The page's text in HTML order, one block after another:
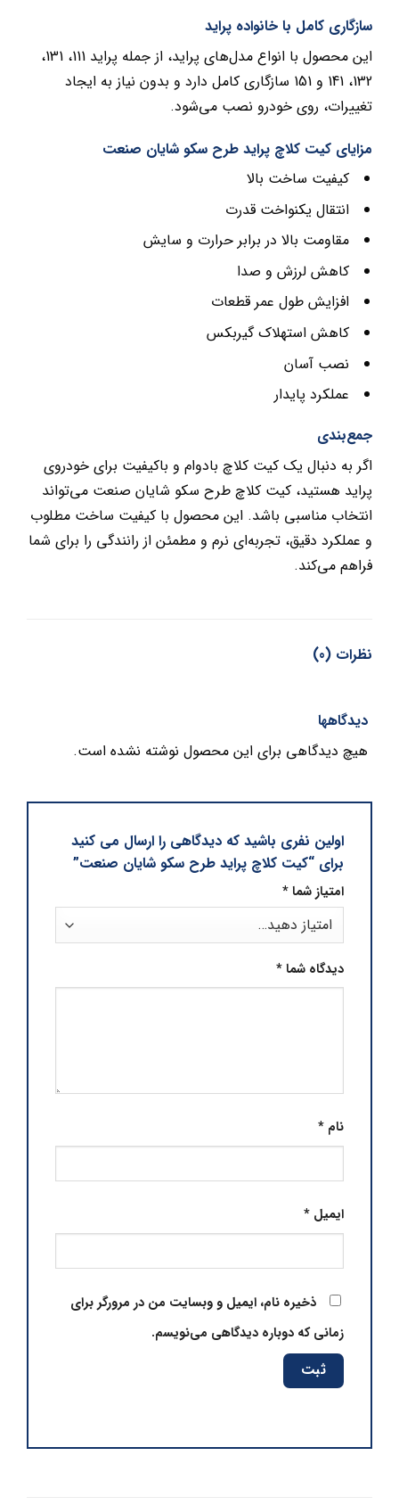
سازگاری کامل با خانواده پراید
این محصول با انواع مدل‌های پراید، از جمله پراید 111، 131،
132، 141 و 151 سازگاری کامل دارد و بدون نیاز به ایجاد
تغییرات، روی خودرو نصب می‌شود.
مزایای کیت کلاچ پراید طرح سکو شایان صنعت
کیفیت ساخت بالا
انتقال یکنواخت قدرت
مقاومت بالا در برابر حرارت و سایش
کاهش لرزش و صدا
افزایش طول عمر قطعات
کاهش استهلاک گیربکس
نصب آسان
عملکرد پایدار
جمع‌بندی
اگر به دنبال یک کیت کلاچ بادوام و باکیفیت برای خودروی
پراید هستید، کیت کلاچ طرح سکو شایان صنعت می‌تواند
انتخاب مناسبی باشد. این محصول با کیفیت ساخت مطلوب
و عملکرد دقیق، تجربه‌ای نرم و مطمئن از رانندگی را برای شما
فراهم می‌کند.
نظرات (0)
دیدگاهها
هیچ دیدگاهی برای این محصول نوشته نشده است.
اولین نفری باشید که دیدگاهی را ارسال می کنید
برای “کیت کلاچ پراید طرح سکو شایان صنعت”
امتیاز شما*
دیدگاه شما*
نام*
ایمیل*
ذخیره نام، ایمیل و وبسایت من در مرورگر برای
زمانی که دوباره دیدگاهی می‌نویسم.